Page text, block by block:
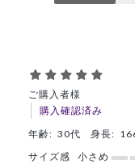
ご購入者様
購入確認済み
年齢: 30代 身長:
サイズ感
小さめ